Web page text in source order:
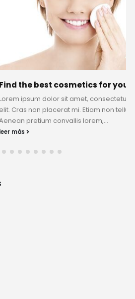
cosmetics for your skin
sit amet, consectetur adipiscing
mi. Etiam non tellus sem.
convallis lorem,...